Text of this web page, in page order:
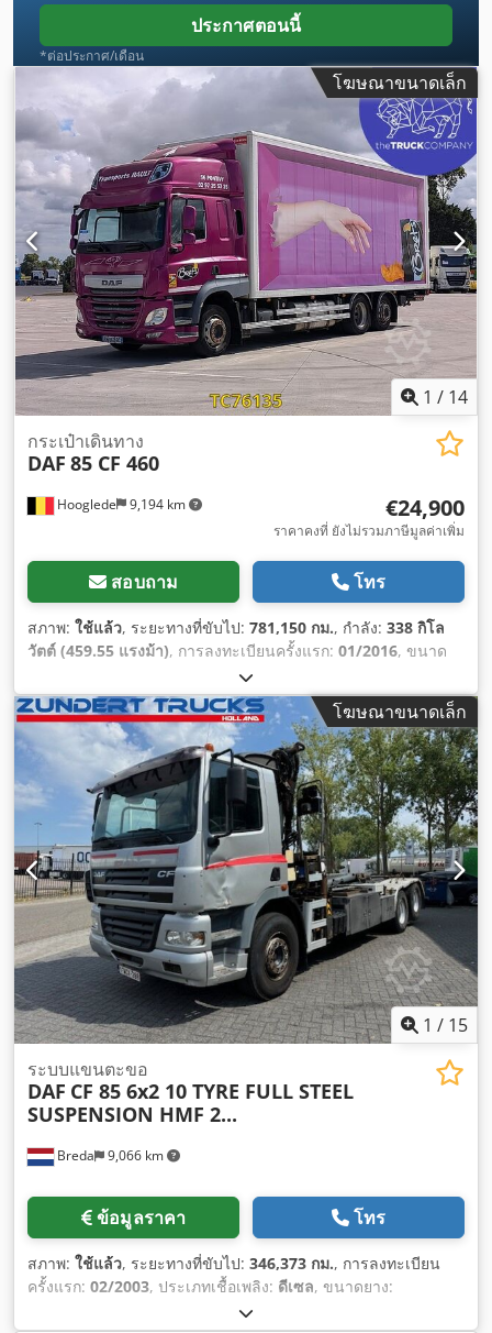
ประกาศตอนนี้
*ต่อประกาศ/เดือน
โฆษณาขนาดเล็ก
1 / 14
Hooglede 9,194 km
กระเป๋าเดินทาง
DAF 85 CF 460
€24,900
ราคาคงที่ ยังไม่รวมภาษีมูลค่าเพิ่ม
สอบถาม โทร
สภาพ: ใช้แล้ว, ระยะทางที่ขับไป: 781,150 กม., กำลัง: 338 กิโล
วัตต์ (459.55 แรงม้า), การลงทะเบียนครั้งแรก: 01/2016, ขนาด
, การกำหนดค่าของเพลา:
6,200 มม, สี:อื่นๆ, ห้องโดยสารคนขับ:ห้องโดยสารกลางวัน,
ประเภทเกียร์:อัตโนมัติ, ระดับชั้นการปล่อยมลพิษ:ยูโร 6, ช่วง
ล่าง:
อากาศ, ความยาวทั้งหมด:10,650 มม, ความกว้างทั้งหมด:
2,550 มม
, ความสูงรวม:4,200 มม, ปีที่ผลิต:2016,
โฆษณาขนาดเล็ก
1 / 15
Breda 9,066 km
ระบบแขนตะขอ
DAF CF 85 6x2 10 TYRE FULL STEEL
SUSPENSION HMF 2...
ข้อมูลราคา โทร
สภาพ: ใช้แล้ว, ระยะทางที่ขับไป: 346,373 กม., การลงทะเบียน
ครั้งแรก: 02/2003, ประเภทเชื้อเพลิง: ดีเซล, ขนาดยาง:
, สี: